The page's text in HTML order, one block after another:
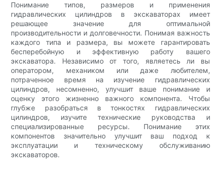
Понимание типов, размеров и применения
гидравлических цилиндров в экскаваторах имеет
решающее значение для оптимальной
производительности и долговечности. Понимая важность
каждого типа и размера, вы можете гарантировать
бесперебойную и эффективную работу вашего
экскаватора. Независимо от того, являетесь ли вы
оператором, механиком или даже любителем,
потраченное время на изучение гидравлических
цилиндров, несомненно, улучшит ваше понимание и
оценку этого жизненно важного компонента. Чтобы
глубже разобраться в тонкостях гидравлических
цилиндров, изучите технические руководства и
специализированные ресурсы. Понимание этих
компонентов значительно улучшит ваш подход к
эксплуатации и техническому обслуживанию
экскаваторов.